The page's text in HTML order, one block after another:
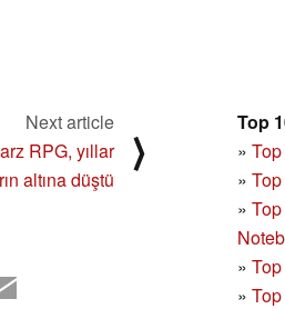
Top
»
»
»
»
»
Next article
RPG, yıllar
altına düştü
⟩